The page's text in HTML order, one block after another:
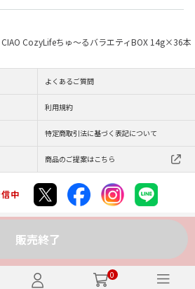
0
販売終了
CIAO CozyLifeちゅ～るバラエティBOX 14g×36本
よくあるご質問
利用規約
特定商取引法に基づく表記について
商品のご提案はこちら
中